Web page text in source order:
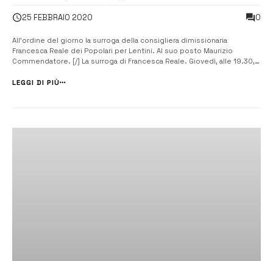
25 FEBBRAIO 2020 0
All’ordine del giorno la surroga della consigliera dimissionaria
Francesca Reale dei Popolari per Lentini. Al suo posto Maurizio
Commendatore. [/] La surroga di Francesca Reale. Giovedì, alle 19.30,
Convocata dal presidente Giuseppe Innocenti in seduta ordinaria, la
LEGGI DI PIÙ